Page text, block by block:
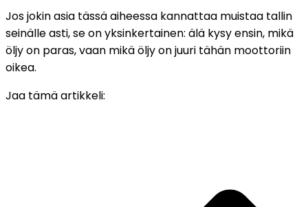
Jos jokin asia tässä aiheessa kannattaa muistaa tallin
seinälle asti, se on yksinkertainen: älä kysy ensin, mikä
öljy on paras, vaan mikä öljy on juuri tähän moottoriin
oikea.
Jaa tämä artikkeli: